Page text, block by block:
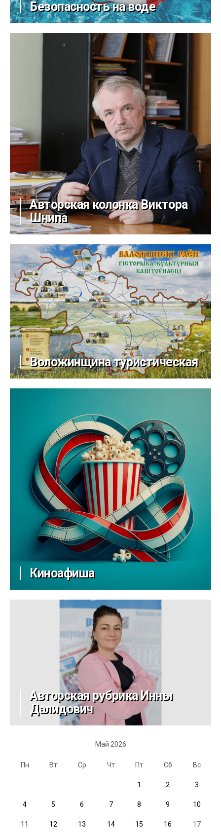
Безопасность на воде
Авторская колонка Виктора
Шнипа
Воложинщина туристическая
Киноафиша
Авторская рубрика Инны
Далидович
Май 2026
Пн Вт Ср Чт Пт Сб Вс
1 2 3
4 5 6 7 8 9 10
11 12 13 14 15 16 17